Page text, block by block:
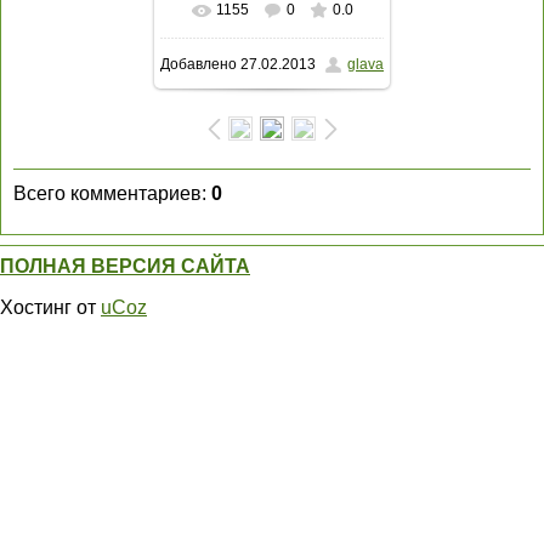
В реальном размере
1600x1200/ 448.5Kb
1155 0 0.0
Добавлено 27.02.2013 glava
Всего комментариев: 0
ПОЛНАЯ ВЕРСИЯ САЙТА
Хостинг от uCoz